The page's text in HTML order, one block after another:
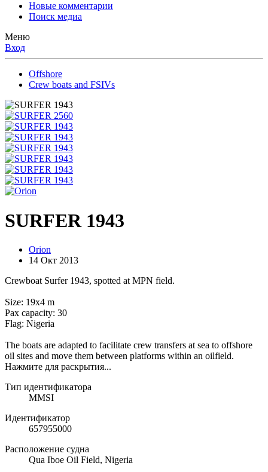
Новые комментарии
Поиск медиа
Меню
Вход
Offshore
Crew boats and FSIVs
SURFER 1943
Orion
14 Окт 2013
Crewboat Surfer 1943, spotted at MPN field.
Size: 19x4 m
Pax capacity: 30
Flag: Nigeria
The boats are adapted to facilitate crew transfers at sea to offshore
oil sites and move them between platforms within an oilfield.
Нажмите для раскрытия...
Тип идентификатора
MMSI
Идентификатор
657955000
Расположение судна
Qua Iboe Oil Field, Nigeria